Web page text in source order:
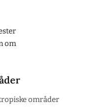
om
områder